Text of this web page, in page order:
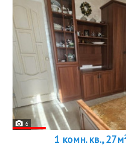
6
1 комн. кв.,